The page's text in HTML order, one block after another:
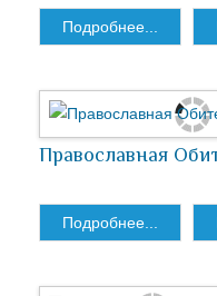
Подробнее...
Православная
Подробнее...